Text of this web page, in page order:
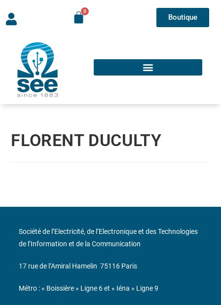
Boutique
FLORENT DUCULTY
Société de l’Electricité, de l’Electronique et des Technologies
de l’Information et de la Communication
17 rue de l’Amiral Hamelin 75116 Paris
Métro : « Boissière » Ligne 6 et « Iéna » Ligne 9